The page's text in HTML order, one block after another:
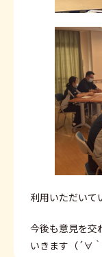
利用いただいて
今後も意見を交
いきます（´∀